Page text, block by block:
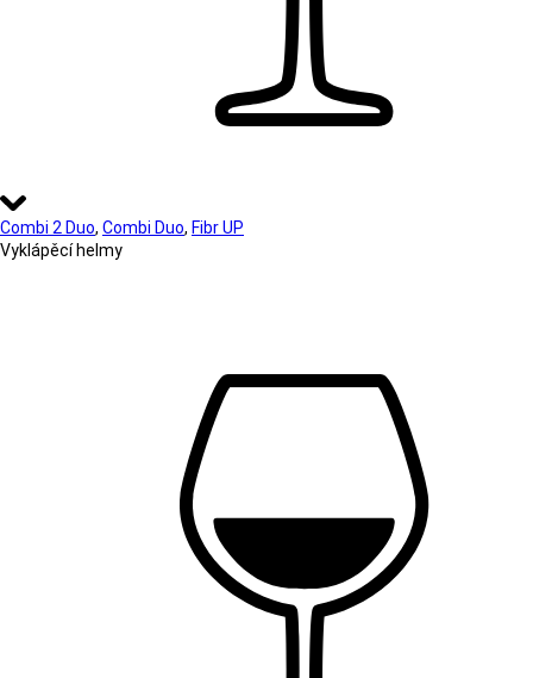
Combi 2 Duo, Combi Duo, Fibr UP
Vyklápěcí helmy